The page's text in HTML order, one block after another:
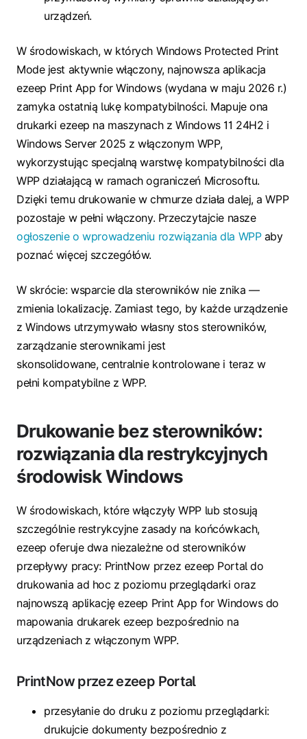
urządzeń.
W środowiskach, w których Windows Protected Print
Mode jest aktywnie włączony, najnowsza aplikacja
ezeep Print App for Windows (wydana w maju 2026 r.)
zamyka ostatnią lukę kompatybilności. Mapuje ona
drukarki ezeep na maszynach z Windows 11 24H2 i
Windows Server 2025 z włączonym WPP,
wykorzystując specjalną warstwę kompatybilności dla
WPP działającą w ramach ograniczeń Microsoftu.
Dzięki temu drukowanie w chmurze działa dalej, a WPP
pozostaje w pełni włączony. Przeczytajcie nasze
ogłoszenie o wprowadzeniu rozwiązania dla WPPaby
poznać więcej szczegółów.
W skrócie: wsparcie dla sterowników nie znika —
zmienia lokalizację. Zamiast tego, by każde urządzenie
z Windows utrzymywało własny stos sterowników,
zarządzanie sterownikami jest
skonsolidowane, centralnie kontrolowane i teraz w
pełni kompatybilne z WPP.
Drukowanie bez sterowników:
rozwiązania dla restrykcyjnych
środowisk Windows
W środowiskach, które włączyły WPP lub stosują
szczególnie restrykcyjne zasady na końcówkach,
ezeep oferuje dwa niezależne od sterowników
przepływy pracy: PrintNow przez ezeep Portal do
drukowania ad hoc z poziomu przeglądarki oraz
najnowszą aplikację ezeep Print App for Windows do
mapowania drukarek ezeep bezpośrednio na
urządzeniach z włączonym WPP.
PrintNow przez ezeep Portal
przesyłanie do druku z poziomu przeglądarki:
drukujcie dokumenty bezpośrednio z